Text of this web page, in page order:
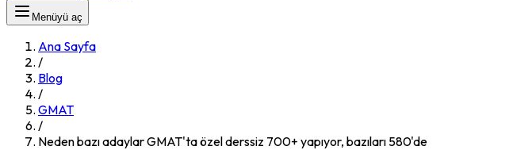
Menüyü aç
Ana Sayfa
/
Blog
/
GMAT
/
Neden bazı adaylar GMAT'ta özel derssiz 700+ yapıyor, bazıları 580'de